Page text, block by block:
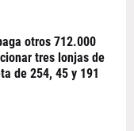
otros 712.000
tres lonjas de
de 254, 45 y 191